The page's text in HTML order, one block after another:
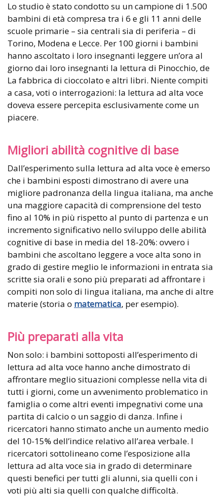
Lo studio è stato condotto su un campione di 1.500
bambini di età compresa tra i 6 e gli 11 anni delle
scuole primarie – sia centrali sia di periferia – di
Torino, Modena e Lecce. Per 100 giorni i bambini
hanno ascoltato i loro insegnanti leggere un’ora al
giorno dai loro insegnanti la lettura di Pinocchio, de
La fabbrica di cioccolato e altri libri. Niente compiti
a casa, voti o interrogazioni: la lettura ad alta voce
doveva essere percepita esclusivamente come un
piacere.
Migliori abilità cognitive di base
Dall’esperimento sulla lettura ad alta voce è emerso
che i bambini esposti dimostrano di avere una
migliore padronanza della lingua italiana, ma anche
una maggiore capacità di comprensione del testo
fino al 10% in più rispetto al punto di partenza e un
incremento significativo nello sviluppo delle abilità
cognitive di base in media del 18-20%: ovvero i
bambini che ascoltano leggere a voce alta sono in
grado di gestire meglio le informazioni in entrata sia
scritte sia orali e sono più preparati ad affrontare i
compiti non solo di lingua italiana, ma anche di altre
materie (storia o matematica, per esempio).
Più preparati alla vita
Non solo: i bambini sottoposti all’esperimento di
lettura ad alta voce hanno anche dimostrato di
affrontare meglio situazioni complesse nella vita di
tutti i giorni, come un avvenimento problematico in
famiglia o come altri eventi impegnativi come una
partita di calcio o un saggio di danza. Infine i
ricercatori hanno stimato anche un aumento medio
del 10-15% dell’indice relativo all’area verbale. I
ricercatori sottolineano come l’esposizione alla
lettura ad alta voce sia in grado di determinare
questi benefici per tutti gli alunni, sia quelli con i
voti più alti sia quelli con qualche difficoltà.